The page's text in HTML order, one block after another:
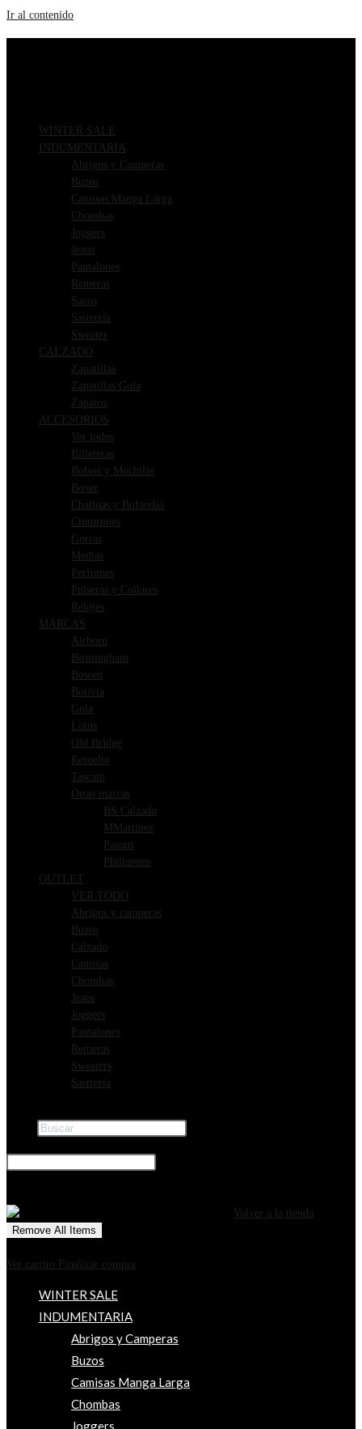
Ir al contenido
WINTER SALE
INDUMENTARIA
Abrigos y Camperas
Buzos
Camisas Manga Larga
Chombas
Joggers
Jeans
Pantalones
Remeras
Sacos
Sastrería
Sweater
CALZADO
Zapatillas
Zapatillas Gola
Zapatos
ACCESORIOS
Ver todos
Billeteras
Bolsos y Mochilas
Boxer
Chalinas y Bufandas
Cinturones
Gorras
Medias
Perfumes
Pulseras y Collares
Relojes
MARCAS
Airborn
Birmingham
Bowen
Bolivia
Gola
Lotus
Old Bridge
Resuelto
Tascani
Otras marcas
BS Calzado
MMartinez
Pasotti
Phillgreen
OUTLET
VER TODO
Abrigos y camperas
Buzos
Calzado
Camisas
Chombas
Jeans
Joggers
Pantalones
Remeras
Sweaters
Sastreria
Volver a la tienda
Remove All Items
Ver carrito
Finalizar compra
WINTER SALE
INDUMENTARIA
Abrigos y Camperas
Buzos
Camisas Manga Larga
Chombas
Joggers